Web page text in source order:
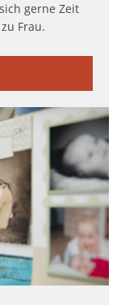
gerne Zeit
Frau.